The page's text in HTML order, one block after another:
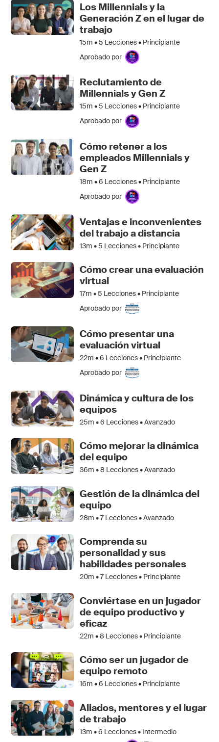
Los Millennials y la
Generación Z en el lugar de
trabajo
15m •5 Lecciones • Principiante
Aprobado por
Reclutamiento de
Millennials y Gen Z
15m •5 Lecciones • Principiante
Aprobado por
Cómo retener a los
empleados Millennials y
Gen Z
18m •6 Lecciones • Principiante
Aprobado por
Ventajas e inconvenientes
del trabajo a distancia
13m •5 Lecciones • Principiante
Cómo crear una evaluación
virtual
17m •5 Lecciones • Principiante
Aprobado por
Cómo presentar una
evaluación virtual
22m •6 Lecciones • Principiante
Aprobado por
Dinámica y cultura de los
equipos
25m •6 Lecciones • Avanzado
Cómo mejorar la dinámica
del equipo
36m •8 Lecciones • Avanzado
Gestión de la dinámica del
equipo
28m •7Lecciones • Avanzado
Comprenda su
personalidad y sus
habilidades personales
20m •7Lecciones • Principiante
Conviértase en un jugador
de equipo productivo y
eficaz
22m •8 Lecciones • Principiante
Cómo ser un jugador de
equipo remoto
16m •6 Lecciones • Principiante
Aliados, mentores y el lugar
de trabajo
13m •6 Lecciones • Intermedio